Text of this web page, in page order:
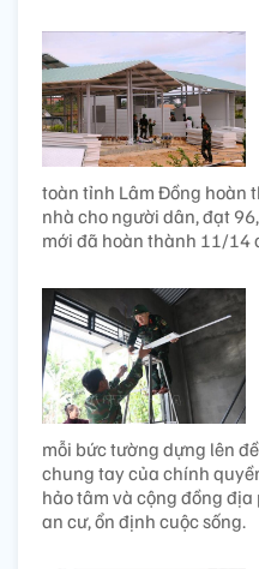
toàn tỉnh Lâm Đồng hoàn
nhà cho người dân, đạt
mới đã hoàn thành 11/14
mỗi bức tường dựng lên
chung tay của chính
hảo tâm và cộng đồng
an cư, ổn định cuộc sống.